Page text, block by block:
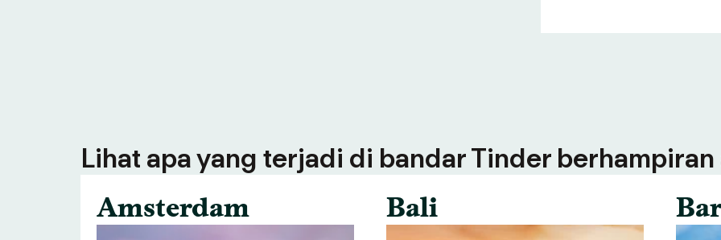
Lihat apa yang terjadi di bandar Tinder berhampiran
Amsterdam
Bali